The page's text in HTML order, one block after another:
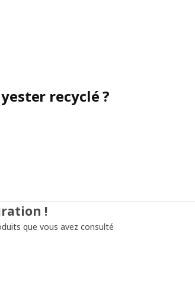
recyclé ?
!
que vous avez consulté